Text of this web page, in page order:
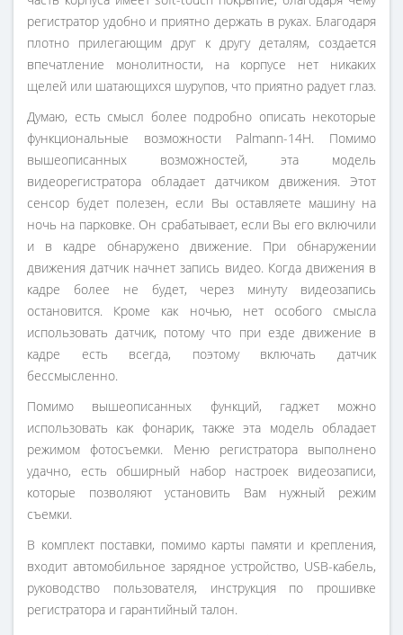
регистратор удобно и приятно держать в руках. Благодаря
плотно прилегающим друг к другу деталям, создается
впечатление монолитности, на корпусе нет никаких
щелей или шатающихся шурупов, что приятно радует глаз.
Думаю, есть смысл более подробно описать некоторые
функциональные возможности Palmann-14H. Помимо
вышеописанных возможностей, эта модель
видеорегистратора обладает датчиком движения. Этот
сенсор будет полезен, если Вы оставляете машину на
ночь на парковке. Он срабатывает, если Вы его включили
и в кадре обнаружено движение. При обнаружении
движения датчик начнет запись видео. Когда движения в
кадре более не будет, через минуту видеозапись
остановится. Кроме как ночью, нет особого смысла
использовать датчик, потому что при езде движение в
кадре есть всегда, поэтому включать датчик
бессмысленно.
Помимо вышеописанных функций, гаджет можно
использовать как фонарик, также эта модель обладает
режимом фотосъемки. Меню регистратора выполнено
удачно, есть обширный набор настроек видеозаписи,
которые позволяют установить Вам нужный режим
съемки.
В комплект поставки, помимо карты памяти и крепления,
входит автомобильное зарядное устройство, USB-кабель,
руководство пользователя, инструкция по прошивке
регистратора и гарантийный талон.